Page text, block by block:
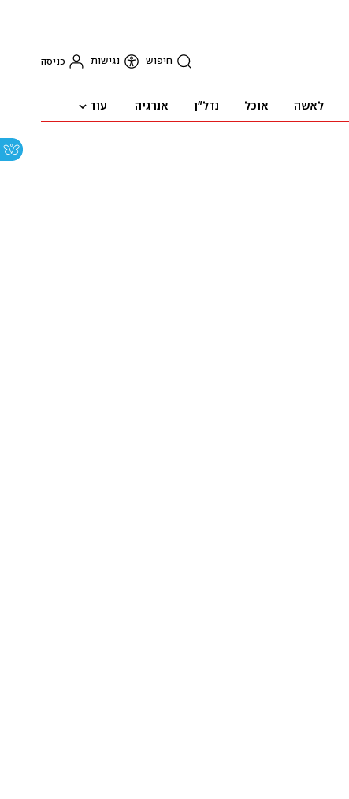
חיפוש נגישות כניסה
לאשה אוכל נדל"ן אנרגיה עוד